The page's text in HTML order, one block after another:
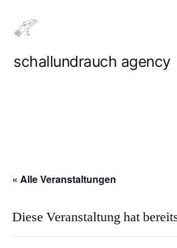
Inhalt
springen
schallundrauch agency
« Alle Veranstaltungen
Diese Veranstaltung hat